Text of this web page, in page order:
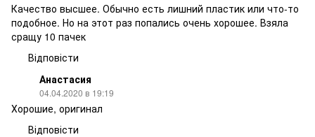
Качество высшее. Обычно есть лишний пластик или что-то
подобное. Но на этот раз попались очень хорошее. Взяла
сращу 10 пачек
Відповісти
Анастасия
04.04.2020 в 19:19
Хорошие, оригинал
Відповісти